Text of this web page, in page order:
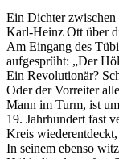
Ein Dichter zwischen
Karl-Heinz Ott über
Am Eingang des
aufgesprüht: „Der
Ein Revolutionär?
Oder der Vorreiter
Mann im Turm, ist
19. Jahrhundert fast
Kreis
In seinem ebenso